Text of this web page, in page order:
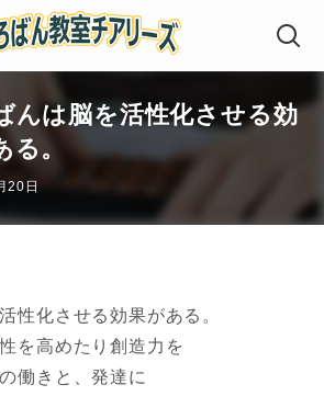
んは脳を活性化させる効
る。
20日
性化させる効果がある。
を高めたり創造力を
働きと、発達に